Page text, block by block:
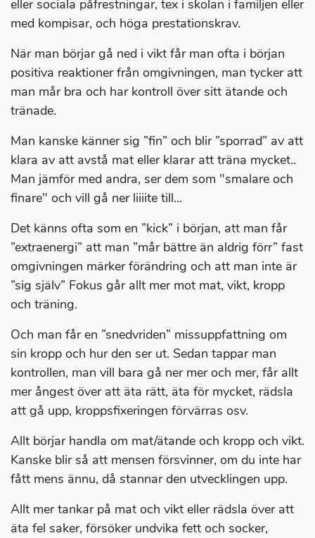
eller sociala påfrestningar, tex i skolan i familjen eller
med kompisar, och höga prestationskrav.
När man börjar gå ned i vikt får man ofta i början
positiva reaktioner från omgivningen, man tycker att
man mår bra och har kontroll över sitt ätande och
tränade.
Man kanske känner sig ”fin” och blir ”sporrad” av att
klara av att avstå mat eller klarar att träna mycket..
Man jämför med andra, ser dem som "smalare och
finare" och vill gå ner liiiite till...
Det känns ofta som en ”kick” i början, att man får
”extraenergi” att man ”mår bättre än aldrig förr” fast
omgivningen märker förändring och att man inte är
”sig själv” Fokus går allt mer mot mat, vikt, kropp
och träning.
Och man får en ”snedvriden” missuppfattning om
sin kropp och hur den ser ut. Sedan tappar man
kontrollen, man vill bara gå ner mer och mer, får allt
mer ångest över att äta rätt, äta för mycket, rädsla
att gå upp, kroppsfixeringen förvärras osv.
Allt börjar handla om mat/ätande och kropp och vikt.
Kanske blir så att mensen försvinner, om du inte har
fått mens ännu, då stannar den utvecklingen upp.
Allt mer tankar på mat och vikt eller rädsla över att
äta fel saker, försöker undvika fett och socker,